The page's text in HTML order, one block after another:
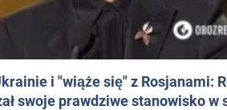
i "wiąże się" z Rosjanami:
swoje prawdziwe stanowisko w